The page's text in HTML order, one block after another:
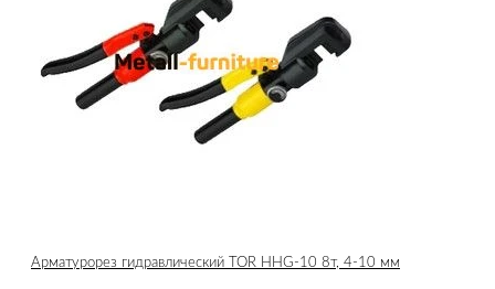
Арматурорез гидравлический TOR HHG-10 8т, 4-10 мм